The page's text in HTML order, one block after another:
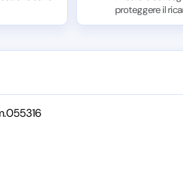
proteggere il